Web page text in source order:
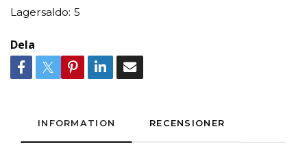
Lagersaldo: 5
Dela
INFORMATION RECENSIONER